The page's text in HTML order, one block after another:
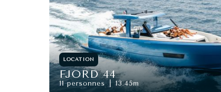
LOCATION
FJORD 44
11 personnes 13.45m